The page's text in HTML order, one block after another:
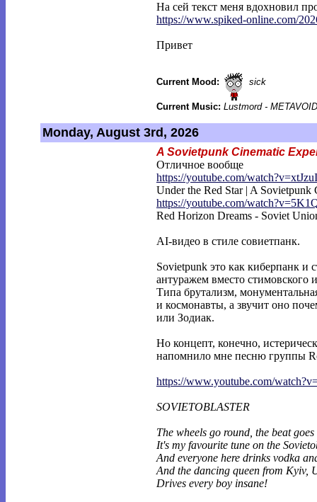
На сей текст меня вдохновил
https://www.spiked-online.com/
Привет
Current Mood: sick
Current Music: Lustmord - METAVOID
Monday, August 3rd, 2026
A Sovietpunk Cinematic
Отличное вообще
https://youtube.com/
Under the Red Star | A Sovietpunk
https://youtube.com/
Red Horizon Dreams - Soviet
AI-видео в стиле совиетпанк.
Sovietpunk это как киберпанк и
антуражем вместо стимовского
Типа брутализм,
и космонавты, а звучит оно
или Зодиак.
Но концепт, конечно,
напомнило мне песню группы
https://www.youtube.com/
SOVIETOBLASTER
The wheels go round, the beat goes
It's my favourite tune on the
And everyone here drinks vodka
And the dancing queen from Kyiv,
Drives every boy insane!